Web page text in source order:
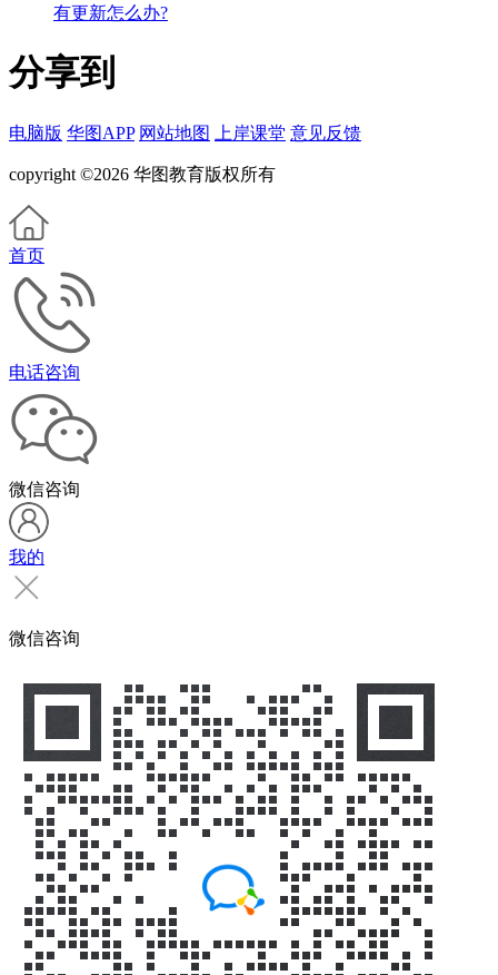
有更新怎么办?
分享到
电脑版 华图APP 网站地图 上岸课堂 意见反馈
copyright ©2026 华图教育版权所有
首页
电话咨询
微信咨询
我的
微信咨询